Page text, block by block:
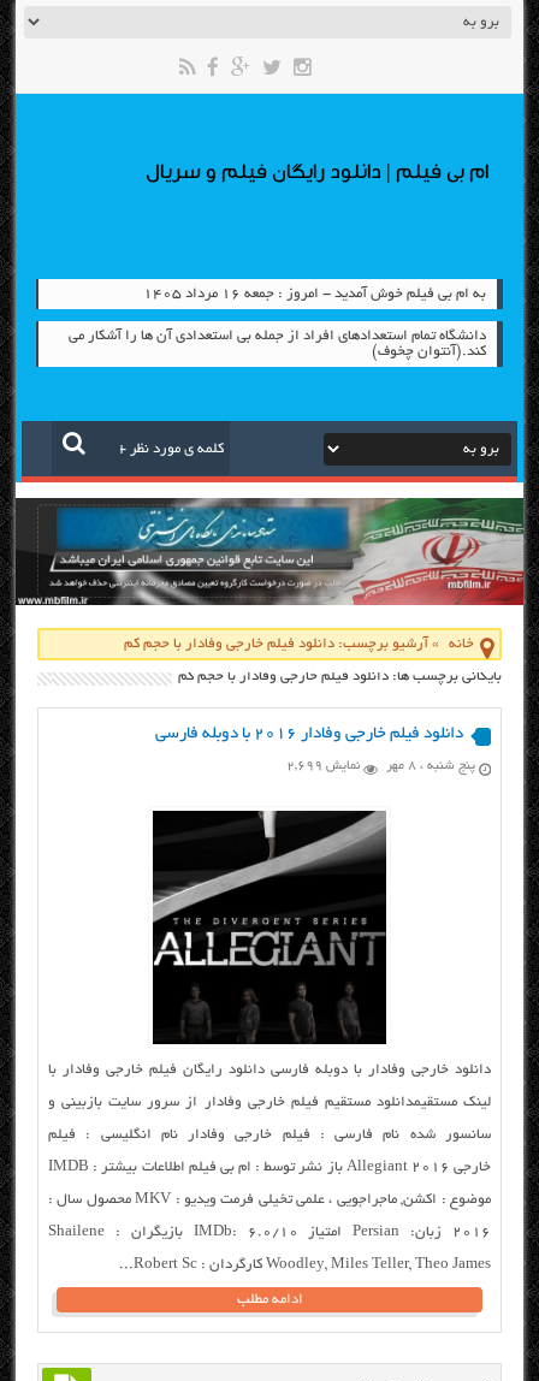
ام بی فیلم | دانلود رایگان فیلم و سریال
به ام بی فیلم خوش آمدید - امروز : جمعه ۱۶ مرداد ۱۴۰۵
دانشگاه تمام استعدادهای افراد از جمله بی استعدادی آن ها را آشکار می
کند.(آنتوان چخوف)
خانه » آرشیو برچسب: دانلود فیلم خارجی وفادار با حجم کم
بایگانی برچسب ها: دانلود فیلم خارجی وفادار با حجم کم
دانلود فیلم خارجی وفادار ۲۰۱۶ با دوبله فارسی
پنج شنبه ، ۸ مهر نمایش 2,699
دانلود خارجی وفادار با دوبله فارسی دانلود رایگان فیلم خارجی وفادار با
لینک مستقیمدانلود مستقیم فیلم خارجی وفادار از سرور سایت بازبینی و
سانسور شده نام فارسی : فیلم خارجی وفادار نام انگلیسی : فیلم
خارجی Allegiant 2016 باز نشر توسط : ام بی فیلم اطلاعات بیشتر : IMDB
موضوع : اکشن, ماجراجویی ، علمی تخیلی فرمت ویدیو : MKV محصول سال :
۲۰۱۶ زبان: Persian امتیاز IMDb: 6.0/10 بازیگران : Shailene
Woodley, Miles Teller, Theo James کارگردان : Robert Sc...
ادامه مطلب